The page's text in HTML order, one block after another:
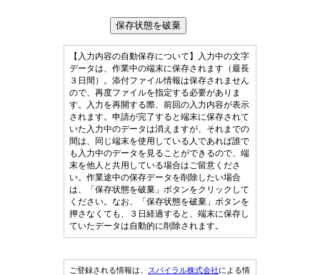
保存状態を破棄
【入力内容の自動保存について】入力中の文字
データは、作業中の端末に保存されます（最長
３日間）。添付ファイル情報は保存されません
ので、再度ファイルを指定する必要がありま
す。入力を再開する際、前回の入力内容が表示
されます。申請が完了すると端末に保存されて
いた入力中のデータは消えますが、それまでの
間は、同じ端末を使用している人であれば誰で
も入力中のデータを見ることができるので、端
末を他人と共用している場合はご留意くださ
い。作業途中の保存データを削除したい場合
は、「保存状態を破棄」ボタンをクリックして
ください。なお、「保存状態を破棄」ボタンを
押さなくても、３日経過すると、端末に保存し
ていたデータは自動的に削除されます。
ご登録される情報は、 スパイラル株式会社による情